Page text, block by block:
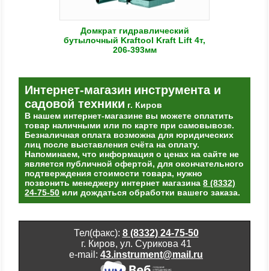
Домкрат гидравлический
бутылочный Kraftool Kraft Lift 4т,
206-393мм
Интернет-магазин инструмента и
садовой техники г. Киров
В нашем интернет-магазине вы можете оплатить
товар наличными или по карте при самовывозе.
Безналичная оплата возможна для юридических
лиц после выставления счёта на оплату.
Напоминаем, что информация о ценах на сайте не
является публичной офертой, для окончательного
подтверждения стоимости товара, нужно
позвонить менеджеру интернет магазина8 (8332)
24-75-50 или дождаться обработки вашего заказа.
Тел(факс): 8 (8332) 24-75-50
г. Киров, ул. Сурикова 41
e-mail: 43.instrument@mail.ru